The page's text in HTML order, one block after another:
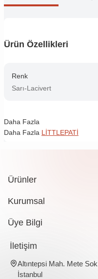
Ürün Özellikleri
Renk
Sarı-Lacivert
Daha Fazla
Daha Fazla LİTTLEPATİ
Ürünler
Kurumsal
Üye Bilgi
İletişim
Altıntepsi Mah. Mete
İstanbul